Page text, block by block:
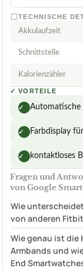
TECHNISCHE
Akkulaufzeit
Schnittstelle
Kalorienzähler
✓ VORTEILE
✓ Automatische
✓ Farbdisplay
✓ kontaktloses
Fragen und
von Google
Wie
von anderen
Wie genau ist die
Armbands und
End